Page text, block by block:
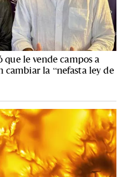
le vende campos a
cambiar la “nefasta ley de